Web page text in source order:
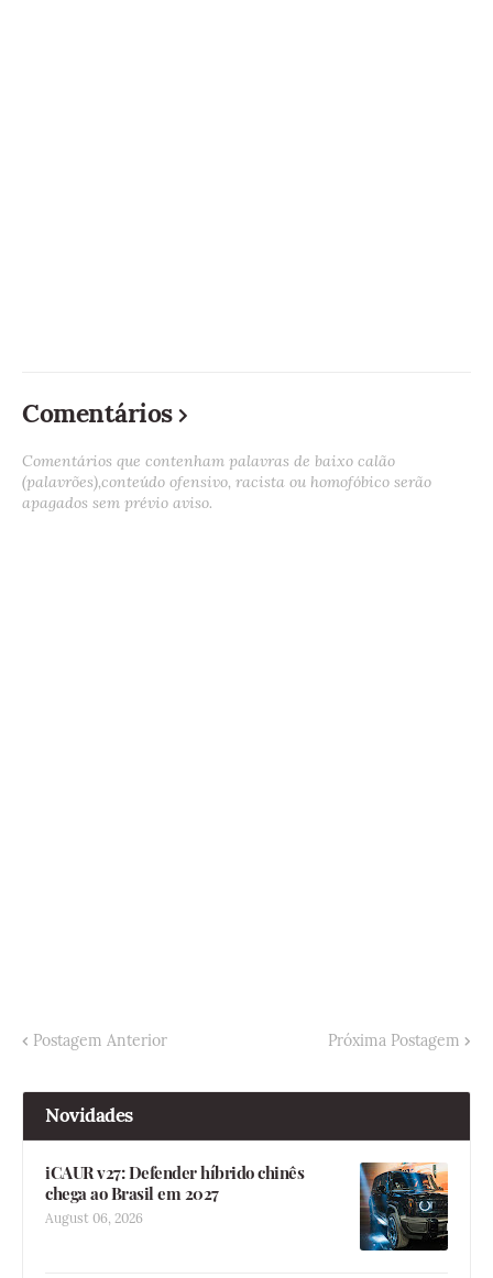
Comentários
Comentários que contenham palavras de baixo calão
(palavrões),conteúdo ofensivo, racista ou homofóbico serão
apagados sem prévio aviso.
Postagem Anterior Próxima Postagem
Novidades
iCAUR v27: Defender híbrido chinês
chega ao Brasil em 2027
August 06, 2026